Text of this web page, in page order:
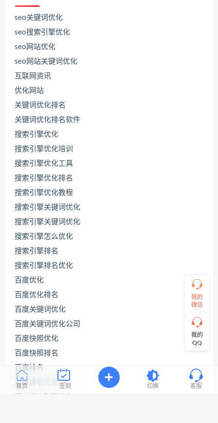
seo关键词优化
seo搜索引擎优化
seo网站优化
seo网站关键词优化
互联网资讯
优化网站
关键词优化排名
关键词优化排名软件
搜索引擎优化
搜索引擎优化培训
搜索引擎优化工具
搜索引擎优化排名
搜索引擎优化教程
搜索引擎关键词优化
搜索引擎关键词优化
搜索引擎怎么优化
搜索引擎排名
搜索引擎排名优化
百度优化
百度优化排名
百度关键词优化
百度关键词优化公司
百度快照优化
百度快照排名
百度排名
百度排名优化
我的
微信
我的
QQ
您
的
需
切
记！
带
连
接
首页 签到 切换 客服